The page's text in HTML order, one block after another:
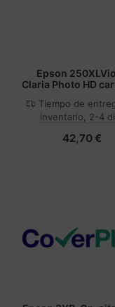
Epson
Claria Photo HD
Original Alto
rendimiento (XL)
Tiempo de
inventario, 2-4
42,70 €